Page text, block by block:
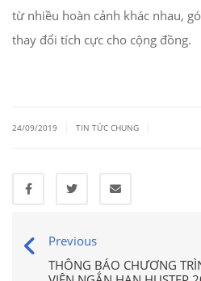
từ nhiều hoàn cảnh khác nhau,
thay đổi tích cực cho cộng đồng.
24/09/2019 TIN TỨC CHUNG
Previous
THÔNG BÁO CHƯƠNG